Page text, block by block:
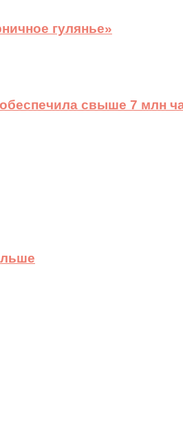
гулянье»
свыше 7 млн